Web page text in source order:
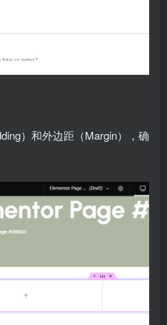
）和外边距（Margin），确